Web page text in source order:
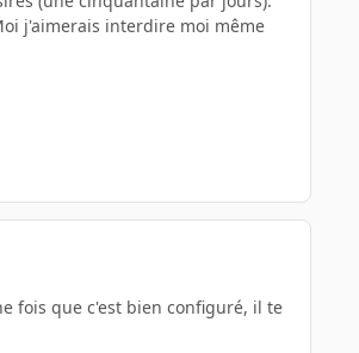
j'aimerais interdire moi même
fois que c'est bien configuré, il te